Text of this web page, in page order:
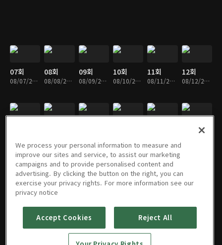
07회
08/07/2019 • 31분
08회
08/08/2019 • 31분
09회
08/09/2019 • 30분
10회
08/10/2019 • 30분
11회
08/11/2019 • 31분
12회
08/12/2019 • 31분
19회
08/19/2019 • 33분
20회 21회 22회 23회 24회
We process your personal information to measure and
improve our sites and service, to assist our marketing
campaigns and to provide personalised content and
advertising. By clicking the button on the right, you can
exercise your privacy rights. For more information see our
privacy notice
Accept Cookies Reject All